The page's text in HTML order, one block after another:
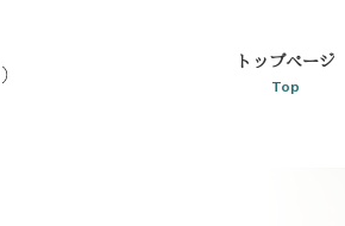
トップページ
Top